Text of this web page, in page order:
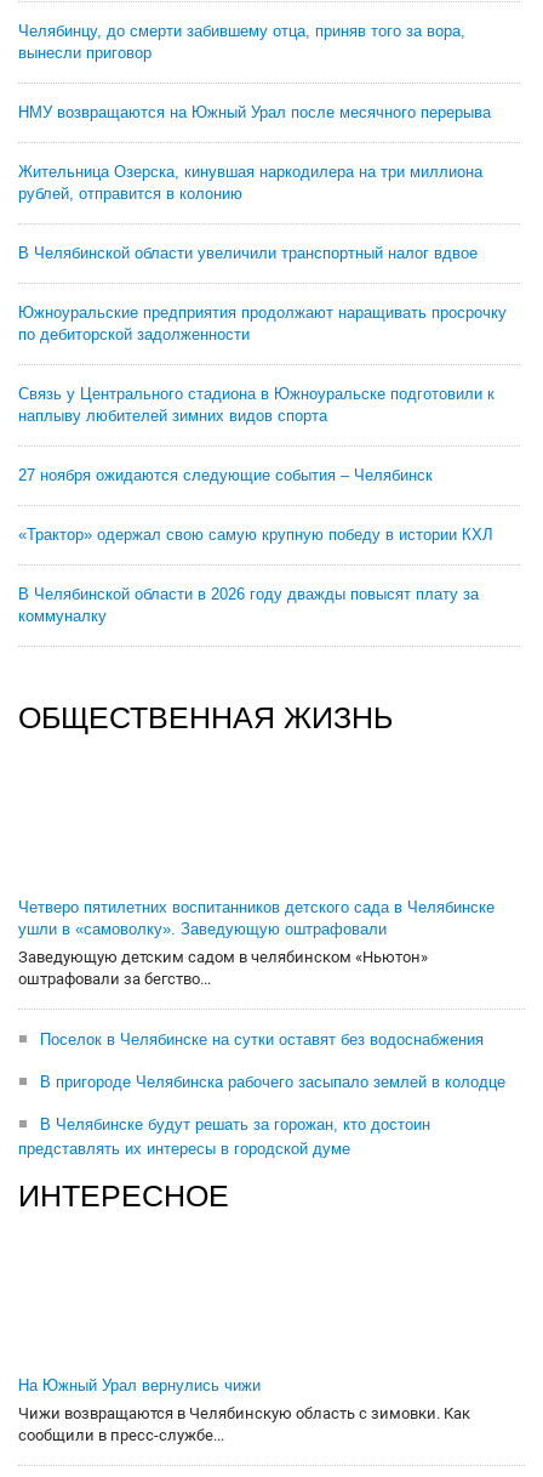
Челябинцу, до смерти забившему отца, приняв того за вора,
вынесли приговор
НМУ возвращаются на Южный Урал после месячного перерыва
Жительница Озерска, кинувшая наркодилера на три миллиона
рублей, отправится в колонию
В Челябинской области увеличили транспортный налог вдвое
Южноуральские предприятия продолжают наращивать просрочку
по дебиторской задолженности
Связь у Центрального стадиона в Южноуральске подготовили к
наплыву любителей зимних видов спорта
27 ноября ожидаются следующие события – Челябинск
«Трактор» одержал свою самую крупную победу в истории КХЛ
В Челябинской области в 2026 году дважды повысят плату за
коммуналку
ОБЩЕСТВЕННАЯ ЖИЗНЬ
Четверо пятилетних воспитанников детского сада в Челябинске
ушли в «самоволку». Заведующую оштрафовали
Заведующую детским садом в челябинском «Ньютон»
оштрафовали за бегство...
Поселок в Челябинске на сутки оставят без водоснабжения
В пригороде Челябинска рабочего засыпало землей в колодце
В Челябинске будут решать за горожан, кто достоин
представлять их интересы в городской думе
ИНТЕРЕСНОЕ
На Южный Урал вернулись чижи
Чижи возвращаются в Челябинскую область с зимовки. Как
сообщили в пресс-службе...